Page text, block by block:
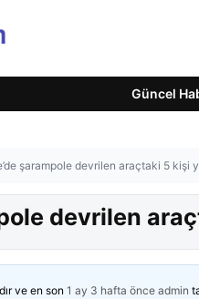
Güncel
şarampole devrilen araçtaki 5 kişi
devrilen
ve en son 1 ay 3 hafta önce admin